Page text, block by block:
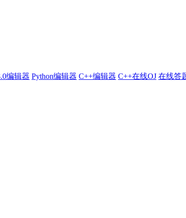
编辑器 Python编辑器 C++编辑器 C++在线OJ 在线答